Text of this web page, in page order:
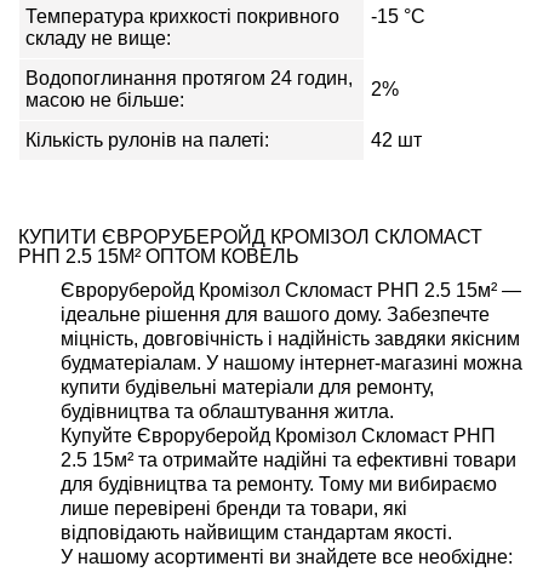
Температура крихкості покривного
складу не вище:
-15 °С
Водопоглинання протягом 24 годин,
масою не більше:
2%
Кількість рулонів на палеті: 42 шт
КУПИТИ ЄВРОРУБЕРОЙД КРОМІЗОЛ СКЛОМАСТ
РНП 2.5 15М² ОПТОМ КОВЕЛЬ
Євроруберойд Кромізол Скломаст РНП 2.5 15м² —
ідеальне рішення для вашого дому. Забезпечте
міцність, довговічність і надійність завдяки якісним
будматеріалам. У нашому інтернет-магазині можна
купити будівельні матеріали для ремонту,
будівництва та облаштування житла.
Купуйте Євроруберойд Кромізол Скломаст РНП
2.5 15м² та отримайте надійні та ефективні товари
для будівництва та ремонту. Тому ми вибираємо
лише перевірені бренди та товари, які
відповідають найвищим стандартам якості.
У нашому асортименті ви знайдете все необхідне: